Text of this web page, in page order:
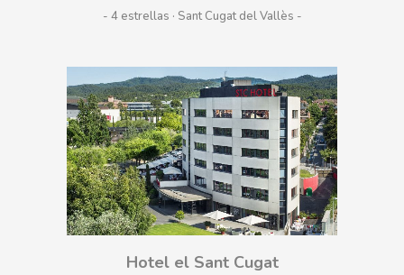
- 4 estrellas · Sant Cugat del Vallès
Hotel el Sant Cugat